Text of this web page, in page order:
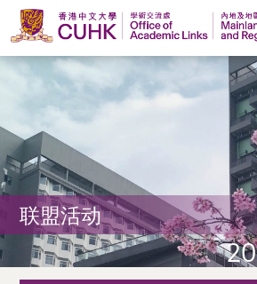
香
港
中
文
大
学
学
联盟活动